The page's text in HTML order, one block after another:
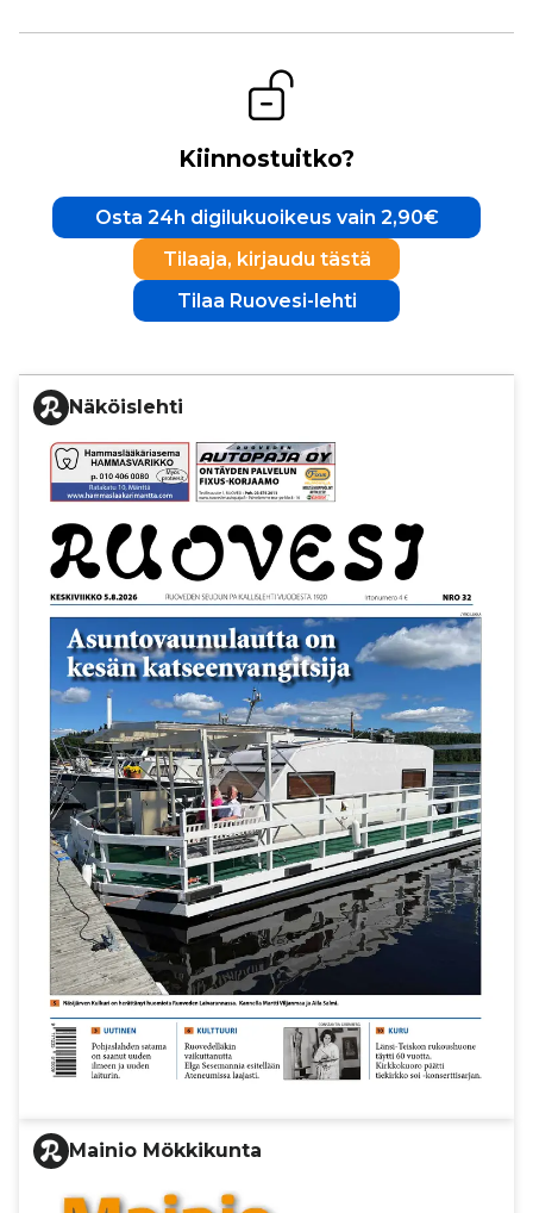
Kiinnostuitko?
Osta 24h digilukuoikeus vain 2,90€
Tilaaja, kirjaudu tästä
Tilaa Ruovesi-lehti
Näköislehti
Mainio Mökkikunta